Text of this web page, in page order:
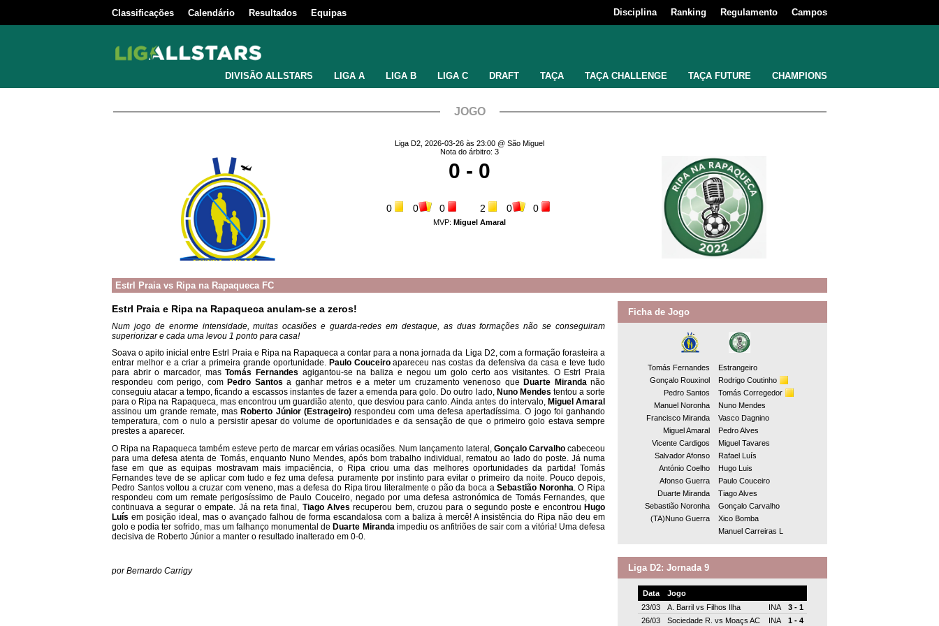
Classificações Calendário Resultados Equipas Disciplina Ranking Regulamento Campos
DIVISÃO ALLSTARS LIGA A LIGA B LIGA C DRAFT TAÇA TAÇA CHALLENGE TAÇA FUTURE CHAMPIONS
JOGO
Liga D2, 2026-03-26 às 23:00 @ São Miguel
Nota do árbitro: 3
0 - 0
0 0 0 2 0 0
MVP: Miguel Amaral
Estrl Praiavs Ripa na Rapaqueca FC
Estrl Praia e Ripa na Rapaqueca anulam-se a zeros!
Num jogo de enorme intensidade, muitas ocasiões e guarda-redes em destaque, as duas formações não se conseguiram
superiorizar e cada uma levou 1 ponto para casa!
Soava o apito inicial entre Estrl Praia e Ripa na Rapaqueca a contar para a nona jornada da Liga D2, com a formação forasteira a
entrar melhor e a criar a primeira grande oportunidade. Paulo Couceiroapareceu nas costas da defensiva da casa e teve tudo
para abrir o marcador, masTomás Fernandes agigantou-se na baliza e negou um golo certo aos visitantes. O Estrl Praia
respondeu com perigo, com Pedro Santos a ganhar metros e a meter um cruzamento venenoso que Duarte Mirandanão
conseguiu atacar a tempo, ficando a escassos instantes de fazer a emenda para golo. Do outro lado, Nuno Mendes tentou a sorte
para o Ripa na Rapaqueca, mas encontrou um guardião atento, que desviou para canto. Ainda antes do intervalo, Miguel Amaral
assinou um grande remate, mas Roberto Júnior (Estrageiro)respondeu com uma defesa apertadíssima. O jogo foi ganhando
temperatura, com o nulo a persistir apesar do volume de oportunidades e da sensação de que o primeiro golo estava sempre
prestes a aparecer.
O Ripa na Rapaqueca também esteve perto de marcar em várias ocasiões. Num lançamento lateral, Gonçalo Carvalho cabeceou
para uma defesa atenta de Tomás, enquanto Nuno Mendes, após bom trabalho individual, rematou ao lado do poste. Já numa
fase em que as equipas mostravam mais impaciência, o Ripa criou uma das melhores oportunidades da partida! Tomás
Fernandes teve de se aplicar com tudo e fez uma defesa puramente por instinto para evitar o primeiro da noite. Pouco depois,
Pedro Santos voltou a cruzar com veneno, mas a defesa do Ripa tirou literalmente o pão da boca aSebastião Noronha . O Ripa
respondeu com um remate perigosíssimo de Paulo Couceiro, negado por uma defesa astronómica de Tomás Fernandes, que
continuava a segurar o empate. Já na reta final, Tiago Alves recuperou bem, cruzou para o segundo poste e encontrouHugo
Luís em posição ideal, mas o avançado falhou de forma escandalosa com a baliza à mercê! A insistência do Ripa não deu em
golo e podia ter sofrido, mas um falhanço monumental deDuarte Miranda impediu os anfitriões de sair com a vitória! Uma defesa
decisiva de Roberto Júnior a manter o resultado inalterado em 0-0.
por Bernardo Carrigy
Ficha de Jogo
Tomás Fernandes
Estrangeiro
Gonçalo Rouxinol
Rodrigo Coutinho
Pedro Santos
Tomás Corregedor
Manuel Noronha
Nuno Mendes
Francisco Miranda
Vasco Dagnino
Miguel Amaral
Pedro Alves
Vicente Cardigos
Miguel Tavares
Salvador Afonso
Rafael Luís
António Coelho
Hugo Luis
Afonso Guerra
Paulo Couceiro
Duarte Miranda
Tiago Alves
Sebastião Noronha
Gonçalo Carvalho
(TA)Nuno Guerra
Xico Bomba
Manuel Carreiras L
Liga D2: Jornada 9
Data
Jogo
23/03
A. Barril vs Filhos Ilha INA
3 - 1
26/03
Sociedade R. vs Moaçs AC INA 1 - 4